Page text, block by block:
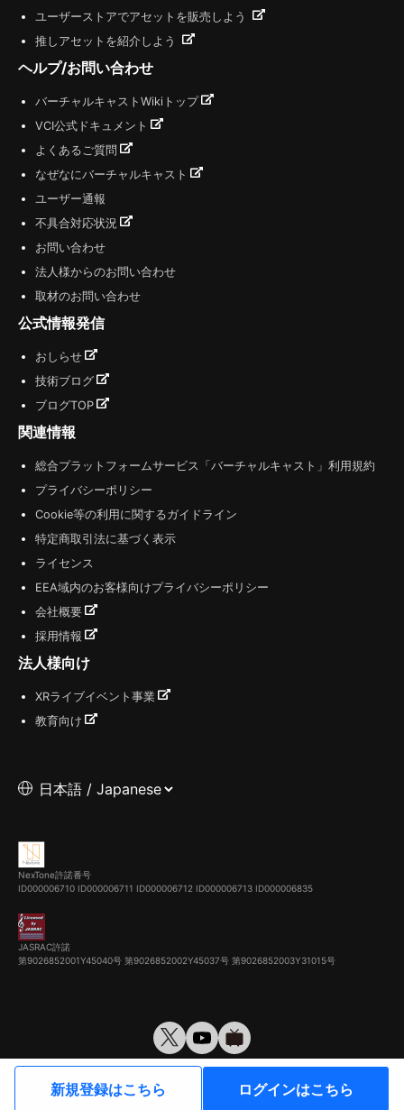
新規登録はこちら ログインはこちら
ユーザーストアでアセットを販売しよう
推しアセットを紹介しよう
ヘルプ/お問い合わせ
バーチャルキャストWikiトップ
VCI公式ドキュメント
よくあるご質問
なぜなにバーチャルキャスト
ユーザー通報
不具合対応状況
お問い合わせ
法人様からのお問い合わせ
取材のお問い合わせ
公式情報発信
おしらせ
技術ブログ
ブログTOP
関連情報
総合プラットフォームサービス「バーチャルキャスト」利用規約
プライバシーポリシー
Cookie等の利用に関するガイドライン
特定商取引法に基づく表示
ライセンス
EEA域内のお客様向けプライバシーポリシー
会社概要
採用情報
法人様向け
XRライブイベント事業
教育向け
NexTone許諾番号
ID000006710 ID000006711 ID000006712 ID000006713 ID000006835
JASRAC許諾
第9026852001Y45040号 第9026852002Y45037号 第9026852003Y31015号
© VirtualCast, Inc. All rights reserved.